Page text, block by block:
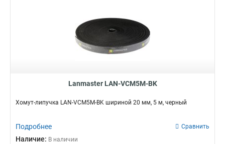
Lanmaster LAN-VCM5M-BK
Хомут-липучка LAN-VCM5M-BK шириной 20 мм, 5 м, черный
Подробнее Сравнить
Наличие: В наличии